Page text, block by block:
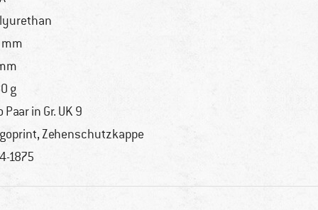
mm
g
Paar in Gr. UK 9
Zehenschutzkappe
1875